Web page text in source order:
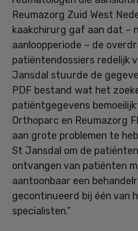
Reumazorg Zuid West
kaakchirurg gaf aan dat –
aanloopperiode – de
patiëntendossiers redelijk
Jansdal stuurde de
PDF bestand wat het
patiëntgegevens
Orthoparc en Reumazorg
aan grote problemen te
St Jansdal om de
ontvangen van patiënten
aantoonbaar een
gecontinueerd bij één van
specialisten.”